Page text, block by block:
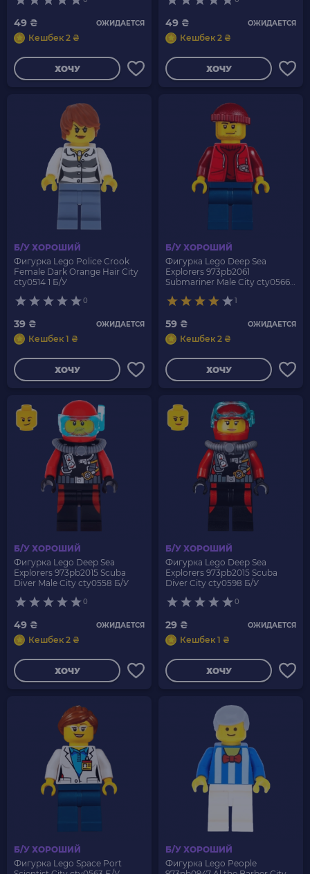
49 ₴ ОЖИДАЕТСЯ
Кешбек 2 ₴
ХОЧУ
49 ₴ ОЖИДАЕТСЯ
Кешбек 2 ₴
ХОЧУ
Б/У ХОРОШИЙ
Фигурка Lego Police Crook
Female Dark Orange Hair City
cty0514 1 Б/У
0
39 ₴ ОЖИДАЕТСЯ
Кешбек 1 ₴
ХОЧУ
Б/У ХОРОШИЙ
Фигурка Lego Deep Sea
Explorers 973pb2061
Submariner Male City cty0566
1
59 ₴ ОЖИДАЕТСЯ
Кешбек 2 ₴
ХОЧУ
Б/У ХОРОШИЙ
Фигурка Lego Deep Sea
Explorers 973pb2015 Scuba
Diver Male City cty0558 Б/У
0
49 ₴ ОЖИДАЕТСЯ
Кешбек 2 ₴
ХОЧУ
Б/У ХОРОШИЙ
Фигурка Lego Deep Sea
Explorers 973pb2015 Scuba
Diver City cty0598 Б/У
0
29 ₴ ОЖИДАЕТСЯ
Кешбек 1 ₴
ХОЧУ
Б/У ХОРОШИЙ
Фигурка Lego Space Port
Б/У ХОРОШИЙ
Фигурка Lego People